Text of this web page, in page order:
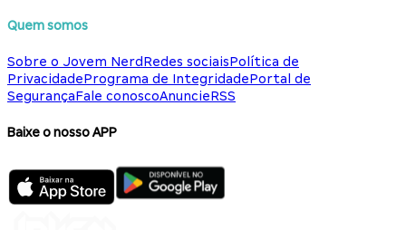
Quem somos
Sobre o Jovem NerdRedes sociaisPolítica de
PrivacidadePrograma de IntegridadePortal de
SegurançaFale conoscoAnuncieRSS
Baixe o nosso APP